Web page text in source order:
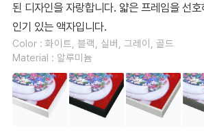
된 디자인을 자랑합니다. 얇은 프레임을 선호
인기 있는 액자입니다.
Color : 화이트, 블랙, 실버, 그레이, 골드
Material : 알루미늄